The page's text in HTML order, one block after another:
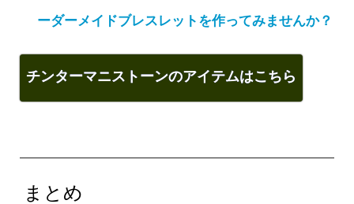
ーダーメイドブレスレットを作ってみませんか？
チンターマニストーンのアイテムはこちら
まとめ